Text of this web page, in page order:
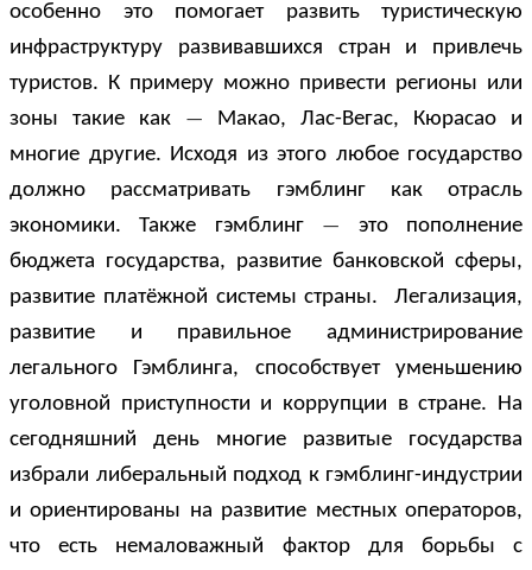
особенно это помогает развить туристическую
инфраструктуру развивавшихся стран и привлечь
туристов. К примеру можно привести регионы или
зоны такие как ­
—
Макао, Лас-Вегас, Кюрасао и
многие другие. Исходя из этого любое государство
должно рассматривать гэмблинг как отрасль
экономики. Также гэмблинг
—
это пополнение
бюджета государства, развитие банковской сферы,
развитие платёжной системы страны. Легализация,
развитие и правильное администрирование
легального Гэмблинга, способствует уменьшению
уголовной приступности и коррупции в стране. На
сегодняшний день многие развитые государства
избрали либеральный подход к гэмблинг-индустрии
и ориентированы на развитие местных операторов,
что есть немаловажный фактор для борьбы с